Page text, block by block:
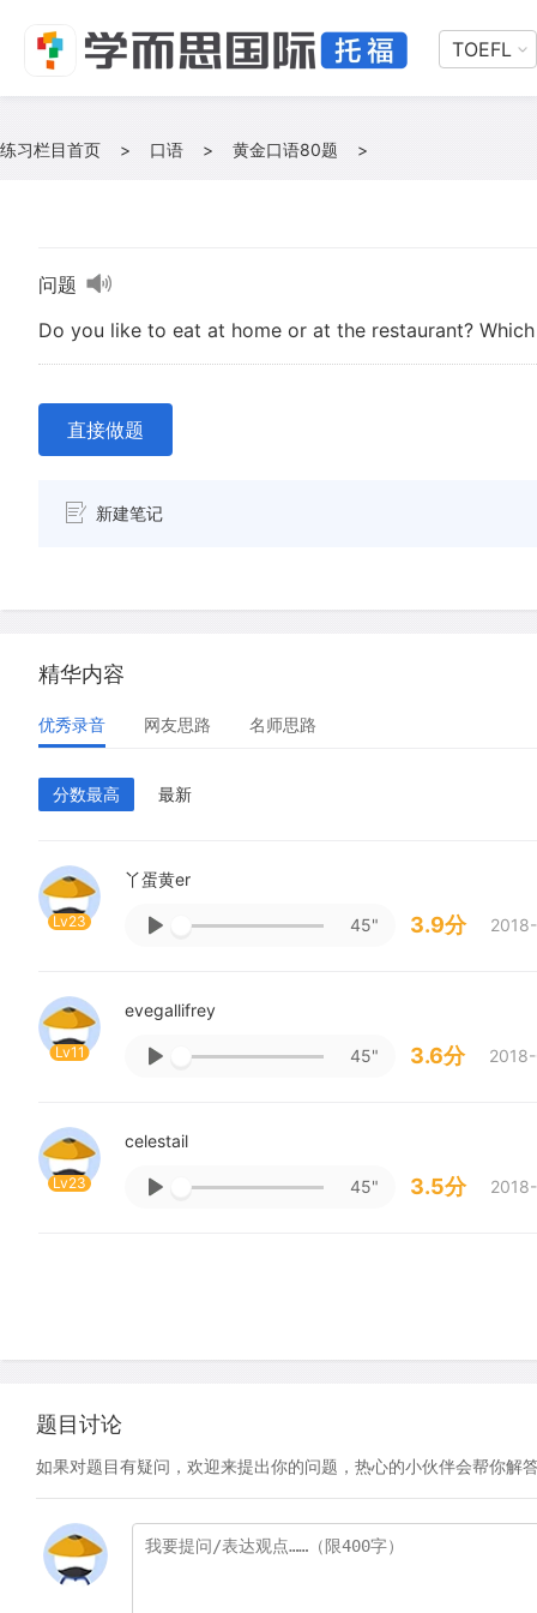
TOEFL
练习栏目首页 > 口语 > 黄金口语80题 >
问题
Do you like to eat at home or at the restaurant?
直接做题
新建笔记
精华内容
优秀录音 网友思路 名师思路
分数最高 最新
Lv23
丫蛋黄er
45" 3.9分
Lv11
evegallifrey
45" 3.6分
Lv23
celestail
45" 3.5分
题目讨论
如果对题目有疑问，欢迎来提出你的问题，热心的小伙伴会帮你解